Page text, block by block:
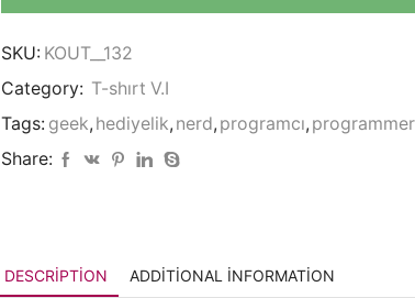
SKU: KOUT__132
Category: T-shırt V.I
Tags: geek, hediyelik, nerd, programcı, programmer
Share:
DESCRIPTION ADDITIONAL INFORMATION